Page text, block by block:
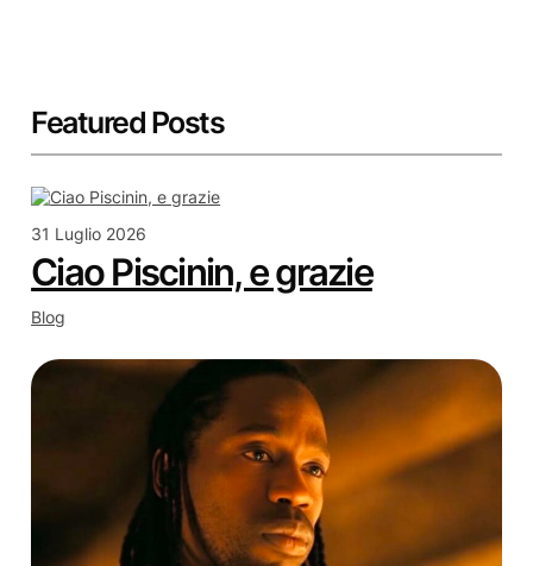
Featured Posts
31 Luglio 2026
Ciao Piscinin, e grazie
Blog